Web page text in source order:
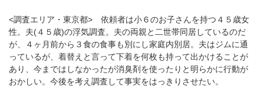
<調査エリア・東京都> 依頼者は小６のお子さんを持つ４５歳女
性。夫(４５歳)の浮気調査。夫の両親と二世帯同居しているのだ
が、４ヶ月前から３食の食事も別にし家庭内別居。夫はジムに通
っているが、着替えと言って下着を何枚も持って出かけることが
あり、今まではしなかったが消臭剤を使ったりと明らかに行動が
おかしい。今後を考え調査して事実をはっきりさせたい。